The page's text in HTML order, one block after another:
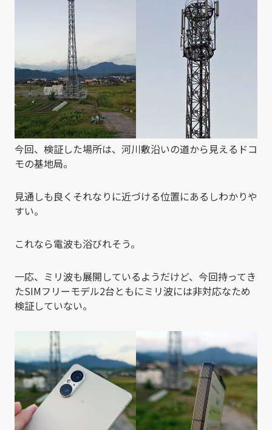
今回、検証した場所は、河川敷沿いの道から見えるドコ
モの基地局。
見通しも良くそれなりに近づける位置にあるしわかりや
すい。
これなら電波も浴びれそう。
一応、ミリ波も展開しているようだけど、今回持ってき
たSIMフリーモデル2台ともにミリ波には非対応なため
検証していない。